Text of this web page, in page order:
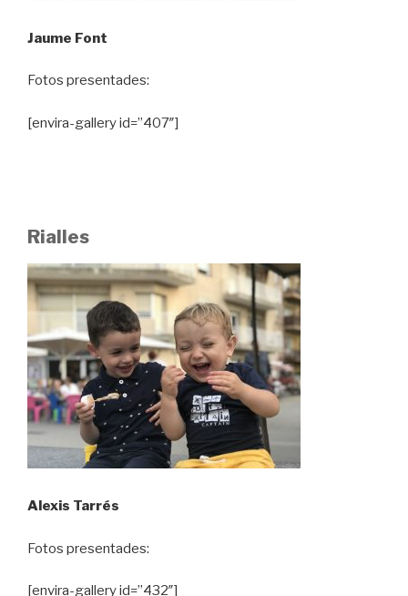
Jaume Font
Fotos presentades:
[envira-gallery id=”407″]
Rialles
Alexis Tarrés
Fotos presentades:
[envira-gallery id=”432″]